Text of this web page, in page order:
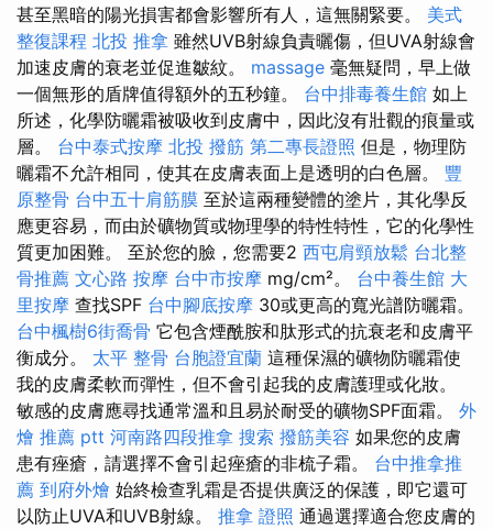
甚至黑暗的陽光損害都會影響所有人，這無關緊要。 美式
整復課程 北投 推拿 雖然UVB射線負責曬傷，但UVA射線會
加速皮膚的衰老並促進皺紋。 massage 毫無疑問，早上做
一個無形的盾牌值得額外的五秒鐘。 台中排毒養生館 如上
所述，化學防曬霜被吸收到皮膚中，因此沒有壯觀的痕量或
層。 台中泰式按摩 北投 撥筋 第二專長證照 但是，物理防
曬霜不允許相同，使其在皮膚表面上是透明的白色層。 豐
原整骨 台中五十肩筋膜 至於這兩種變體的塗片，其化學反
應更容易，而由於礦物質或物理學的特性特性，它的化學性
質更加困難。 至於您的臉，您需要2 西屯肩頸放鬆 台北整
骨推薦 文心路 按摩 台中市按摩 mg/cm²。 台中養生館 大
里按摩 查找SPF 台中腳底按摩 30或更高的寬光譜防曬霜。
台中楓樹6街喬骨 它包含煙酰胺和肽形式的抗衰老和皮膚平
衡成分。 太平 整骨 台胞證宜蘭 這種保濕的礦物防曬霜使
我的皮膚柔軟而彈性，但不會引起我的皮膚護理或化妝。
敏感的皮膚應尋找通常溫和且易於耐受的礦物SPF面霜。 外
燴 推薦 ptt 河南路四段推拿 搜索 撥筋美容 如果您的皮膚
患有痤瘡，請選擇不會引起痤瘡的非梳子霜。 台中推拿推
薦 到府外燴 始終檢查乳霜是否提供廣泛的保護，即它還可
以防止UVA和UVB射線。 推拿 證照 通過選擇適合您皮膚的